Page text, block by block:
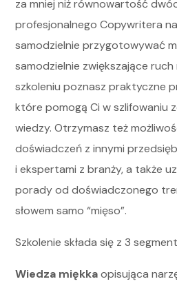
za mniej niż równowartość
profesjonalnego Copywritera
samodzielnie przygotowywać
samodzielnie zwiększające
szkoleniu poznasz praktyczne
które pomogą Ci w szlifowaniu
wiedzy.Otrzymasz też
doświadczeń z innymi
i ekspertami z branży, a także
porady od doświadczonego
słowem samo “mięso”.
Szkolenie składa się z 3
Wiedza miękka opisująca